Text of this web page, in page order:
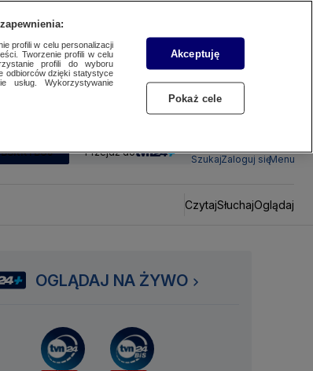
Przejdź do
SzukajZaloguj sięMenu
CzytajSłuchajOglądaj
OGLĄDAJ NA ŻYWO
profili w celu personalizacji
Tworzenie profili w celu
profili do wyboru
odbiorców dzięki statystyce
usług. Wykorzystywanie
Akceptuję
Pokaż cele